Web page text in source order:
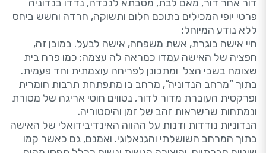
דור אחר דור, מאם לבת, מסבתא לנכדה, נדדו בנדוניה
פרטי יופי המכילים בתוכם חלום ותשוקה, חרדה וחשש ביחס
ללא נודע המיוחל:
חיי אישה בוגרת, אשת משפחה, אישה לבעל. במובן זה,
חפציה של האישה עמדו כמראה לה עצמה: כמו פרח בית
שצומח בשבי הצל ומתכונן לפריחה עוצמתית וחד פעמית.
בתוך ”מרחב הנדוניה“, מרחב בו מתפתחת תרבות חומרית
ופרקטית העוברת מדור לדור, נטווים חוטי אריגה של מסורת
ונמתחות שרשראות זהב של זמן והיסטוריה.
הנדוניות נודדות ודנות על ההווה האינדיבידואלי של האישה
בתוך המרחב השושלתי והגנאלוגי. ואמנם, גם כאשר קמו